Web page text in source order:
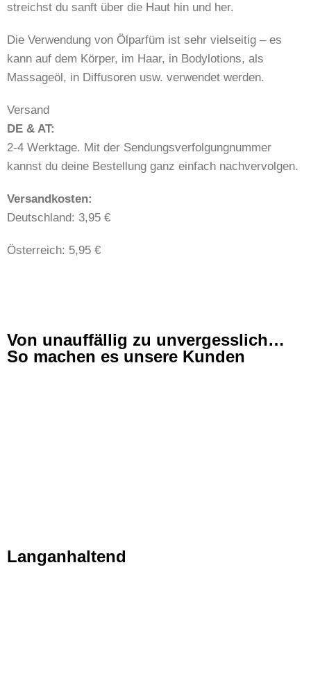
streichst du sanft über die Haut hin und her.
Die Verwendung von Ölparfüm ist sehr vielseitig – es
kann auf dem Körper, im Haar, in Bodylotions, als
Massageöl, in Diffusoren usw. verwendet werden.
Versand
DE & AT:
2-4 Werktage. Mit der Sendungsverfolgungnummer
kannst du deine Bestellung ganz einfach nachvervolgen.
​​Versandkosten:
Deutschland: 3,95 €
Österreich: 5,95 €
Von unauffällig zu unvergesslich…
So machen es unsere Kunden
Langanhaltend